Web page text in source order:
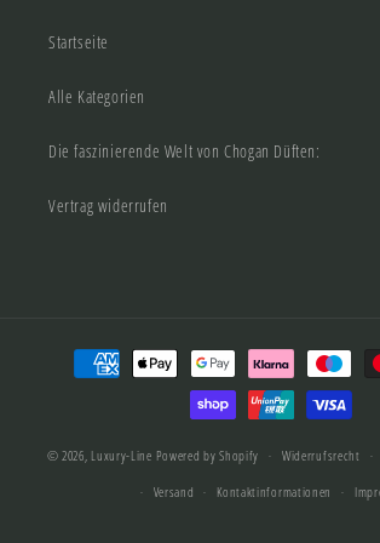
Startseite
Alle Kategorien
Die faszinierende Welt von Chogan Düften:
Vertrag widerrufen
Zahlungsmethoden
© 2026, Luxury-Line Powered by Shopify Widerrufsrecht
Versand
Kontaktinformationen